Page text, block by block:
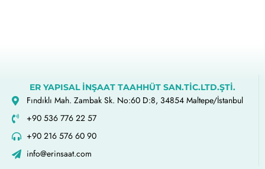
ER YAPISAL İNŞAAT TAAHHÜT SAN.TİC.LTD.ŞTİ.
Fındıklı Mah. Zambak Sk. No:60 D:8, 34854 Maltepe/İstanbul
+90 536 776 22 57
+90 216 576 60 90
info@erinsaat.com